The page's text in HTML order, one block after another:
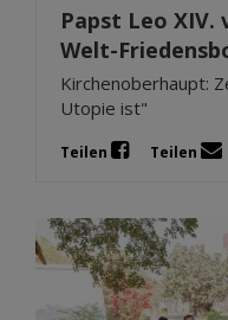
Papst Leo
Welt-
Kirchenoberhaupt:
Utopie ist"
Teilen Teilen